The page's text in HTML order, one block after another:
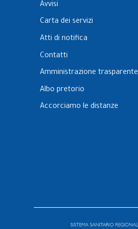
Avvisi
Carta dei servizi
Atti di notifica
Contatti
Amministrazione trasparente
Albo pretorio
Accorciamo le distanze